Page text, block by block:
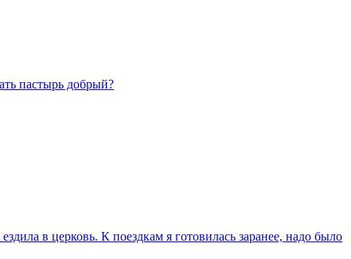
пастырь добрый?
в церковь. К поездкам я готовилась заранее, надо было